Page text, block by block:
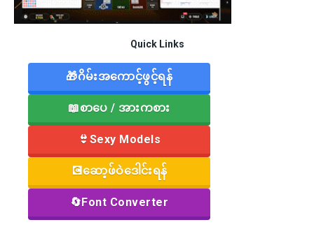
Quick Links
🎁ဂိမ်းအကောင့်ဖွင့်ရန်
📖စာပေ / အားကစား
👙Sexy Models
💽ဆော့ဖ်ဝဲဒေါင်းရန်
🔄Font Converter